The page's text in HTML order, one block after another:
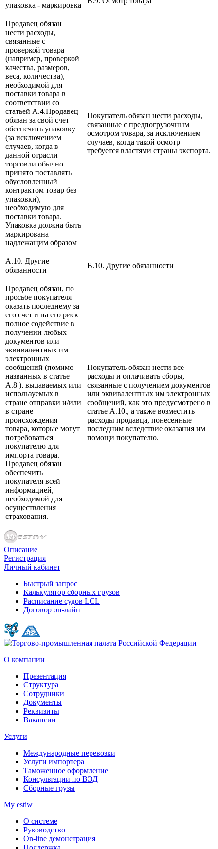
упаковка - маркировка
Продавец обязан
нести расходы,
связанные с
проверкой товара
(например, проверкой
качества, размеров,
веса, количества),
необходимой для
поставки товара в
соответствии со
статьей А.4.Продавец
обязан за свой счет
обеспечить упаковку
(за исключением
случаев, когда в
данной отрасли
торговли обычно
принято поставлять
обусловленный
контрактом товар без
упаковки),
необходимую для
поставки товара.
Упаковка должна быть
маркирована
надлежащим образом
Покупатель обязан нести расходы,
связанные с предпогрузочным
осмотром товара, за исключением
случаев, когда такой осмотр
требуется властями страны экспорта.
A.10. Другие
обязанности
B.10. Другие обязанности
Продавец обязан, по
просьбе покупателя
оказать последнему за
его счет и на его риск
полное содействие в
получении любых
документов или
эквивалентных им
электронных
сообщений (помимо
названных в статье
А.8.), выдаваемых или
используемых в
стране отправки и/или
в стране
происхождения
товара, которые могут
потребоваться
покупателю для
импорта товара.
Продавец обязан
обеспечить
покупателя всей
информацией,
необходимой для
осуществления
страхования.
Покупатель обязан нести все
расходы и оплачивать сборы,
связанные с получением документов
или эквивалентных им электронных
сообщений, как это предусмотрено в
статье А.10., а также возместить
расходы продавца, понесенные
последним вследствие оказания им
помощи покупателю.
Описание
Регистрация
Личный кабинет
Быстрый запрос
Калькулятор сборных грузов
Расписание судов LCL
Договор он-лайн
О компании
Презентация
Структура
Сотрудники
Документы
Реквизиты
Вакансии
Услуги
Международные перевозки
Услуги импортера
Таможенное оформление
Консультации по ВЭД
Сборные грузы
My estiw
О системе
Руководство
On-line демонстрация
Поддержка